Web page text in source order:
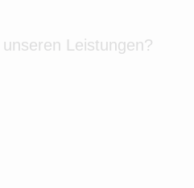
Leistungen?